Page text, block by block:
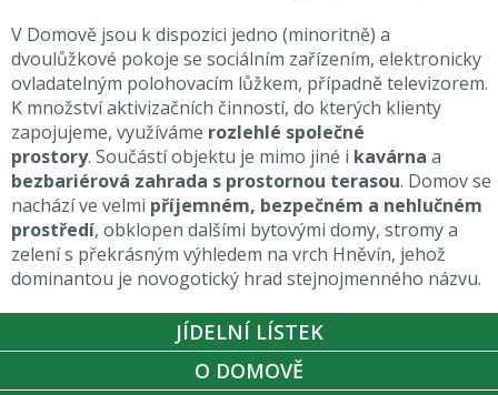
V Domově jsou k dispozici jedno (minoritně) a
dvoulůžkové pokoje se sociálním zařízením, elektronicky
ovladatelným polohovacím lůžkem, případně televizorem.
K množství aktivizačních činností, do kterých klienty
zapojujeme, využíváme rozlehlé společné
prostory. Součástí objektu je mimo jiné i kavárna a
bezbariérová zahrada s prostornou terasou. Domov se
nachází ve velmi příjemném, bezpečném a nehlučném
prostředí, obklopen dalšími bytovými domy, stromy a
zelení s překrásným výhledem na vrch Hněvín, jehož
dominantou je novogotický hrad stejnojmenného názvu.
JÍDELNÍ LÍSTEK
O DOMOVĚ